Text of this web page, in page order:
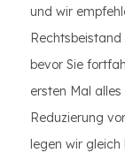
und wir
bevor Sie
ersten Mal
Reduzierung
legen wir gleich